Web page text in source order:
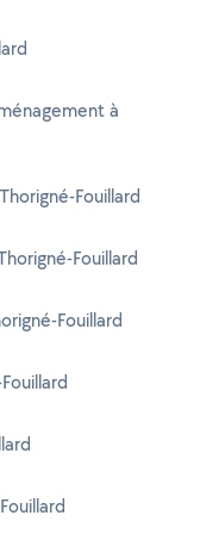
à
Fouillard
Fouillard
Fouillard